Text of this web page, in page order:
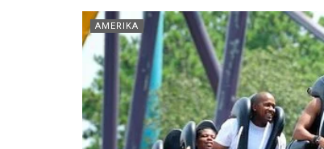
AMERIKA